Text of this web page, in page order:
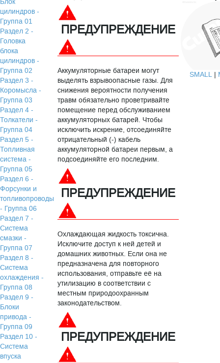
цилиндров -
Группа 01
Раздел 2 -
Головка
блока
цилиндров -
Группа 02
Раздел 3 -
Коромысла -
Группа 03
Раздел 4 -
Толкатели -
Группа 04
Раздел 5 -
Топливная
система -
Группа 05
Раздел 6 -
Форсунки и
топливопроводы
- Группа 06
Раздел 7 -
Система
смазки -
Группа 07
Раздел 8 -
Система
охлаждения -
Группа 08
Раздел 9 -
Блоки
привода -
Группа 09
Раздел 10 -
Система
впуска
ПРЕДУПРЕЖДЕНИЕ
Аккумуляторные батареи могут
выделять взрывоопасные газы. Для
снижения вероятности получения
травм обязательно проветривайте
помещение перед обслуживанием
аккумуляторных батарей. Чтобы
исключить искрение, отсоединяйте
отрицательный (-) кабель
аккумуляторной батареи первым, а
подсоединяйте его последним.
ПРЕДУПРЕЖДЕНИЕ
Охлаждающая жидкость токсична.
Исключите доступ к ней детей и
домашних животных. Если она не
предназначена для повторного
использования, отправьте её на
утилизацию в соответствии с
местным природоохранным
законодательством.
ПРЕДУПРЕЖДЕНИЕ
SMALL |